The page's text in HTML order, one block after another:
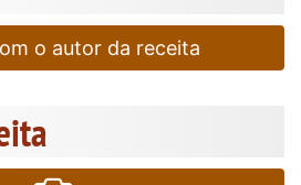
o autor da receita